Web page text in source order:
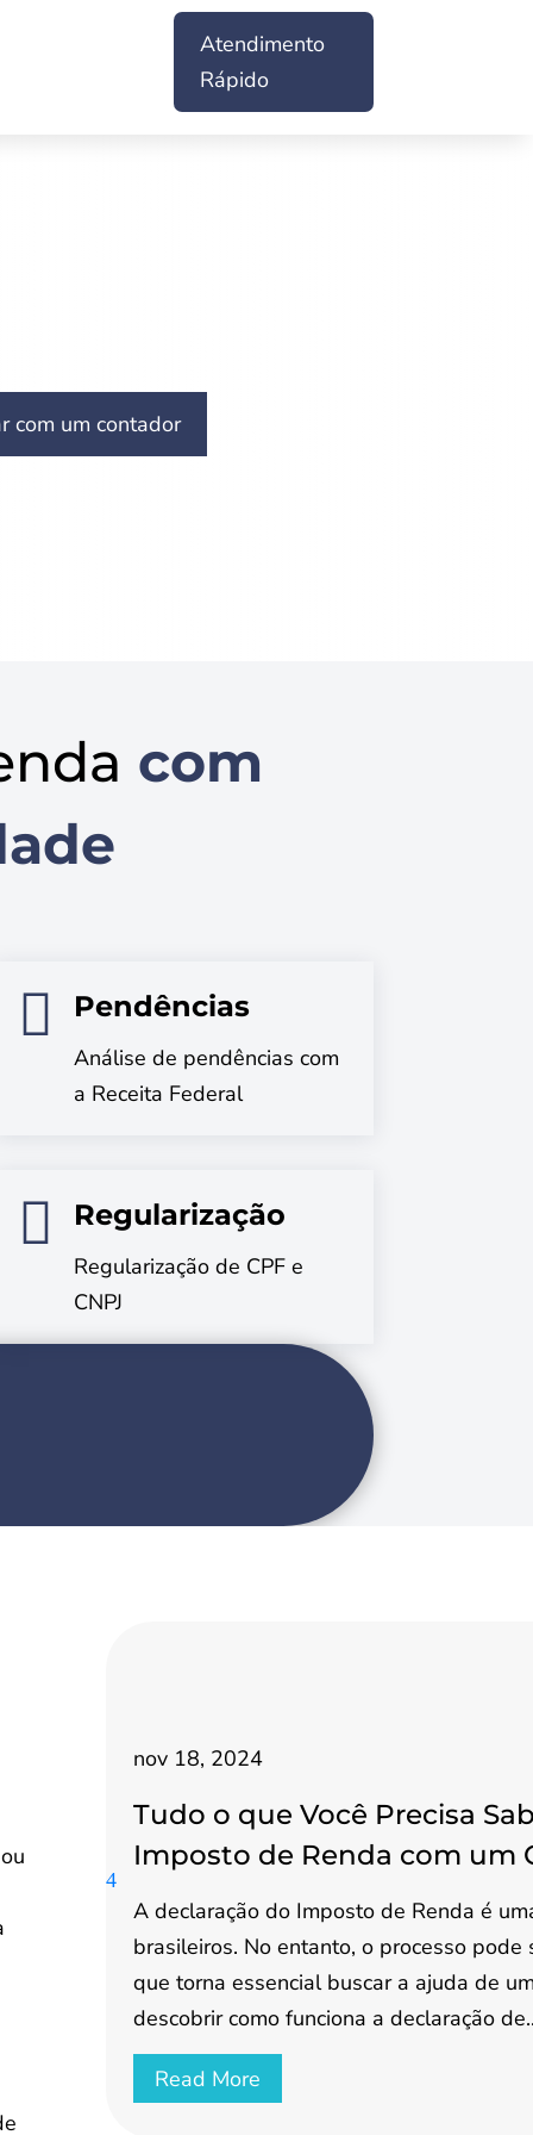
Atendimento
Rápido
com um contador
com
 Pendências
Análise de pendências com
a Receita Federal
 Regularização
Regularização de CPF e
CNPJ
nov 18, 2024
Tudo o que Você Precisa
Imposto de Renda com um
A declaração do Imposto de Renda é
brasileiros. No entanto, o processo
que torna essencial buscar a ajuda de
descobrir como funciona a declaração
Read More